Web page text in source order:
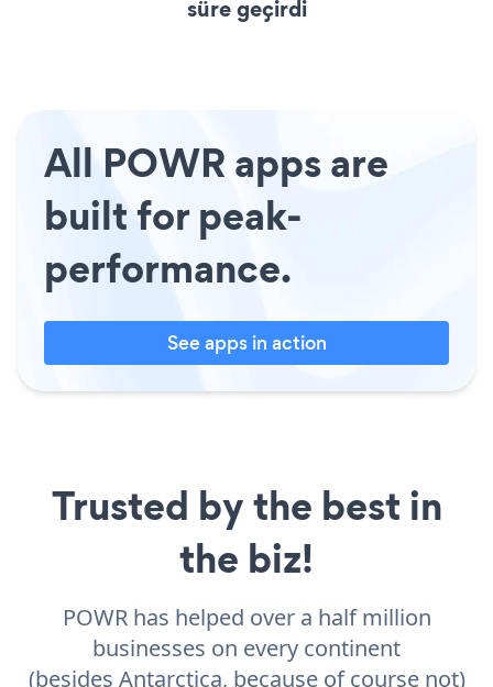
süre geçirdi
All POWR apps are
built for peak-
performance.
See apps in action
Trusted by the best in
the biz!
POWR has helped over a half million
businesses on every continent
(besides Antarctica, because of course not)